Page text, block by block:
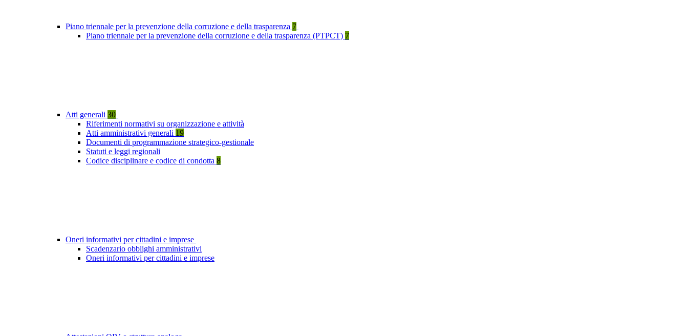
Piano triennale per la prevenzione della corruzione e della trasparenza 7
Piano triennale per la prevenzione della corruzione e della trasparenza (PTPCT) 7
Atti generali 30
Riferimenti normativi su organizzazione e attività
Atti amministrativi generali 19
Documenti di programmazione strategico-gestionale
Statuti e leggi regionali
Codice disciplinare e codice di condotta 8
Oneri informativi per cittadini e imprese
Scadenzario obblighi amministrativi
Oneri informativi per cittadini e imprese